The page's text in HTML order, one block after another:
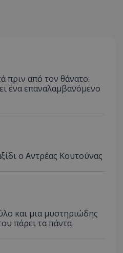
πριν από τον θάνατο:
ένα επαναλαμβανόμενο
ο Αντρέας Κουτούνας
και μια μυστηριώδης
πάρει τα πάντα